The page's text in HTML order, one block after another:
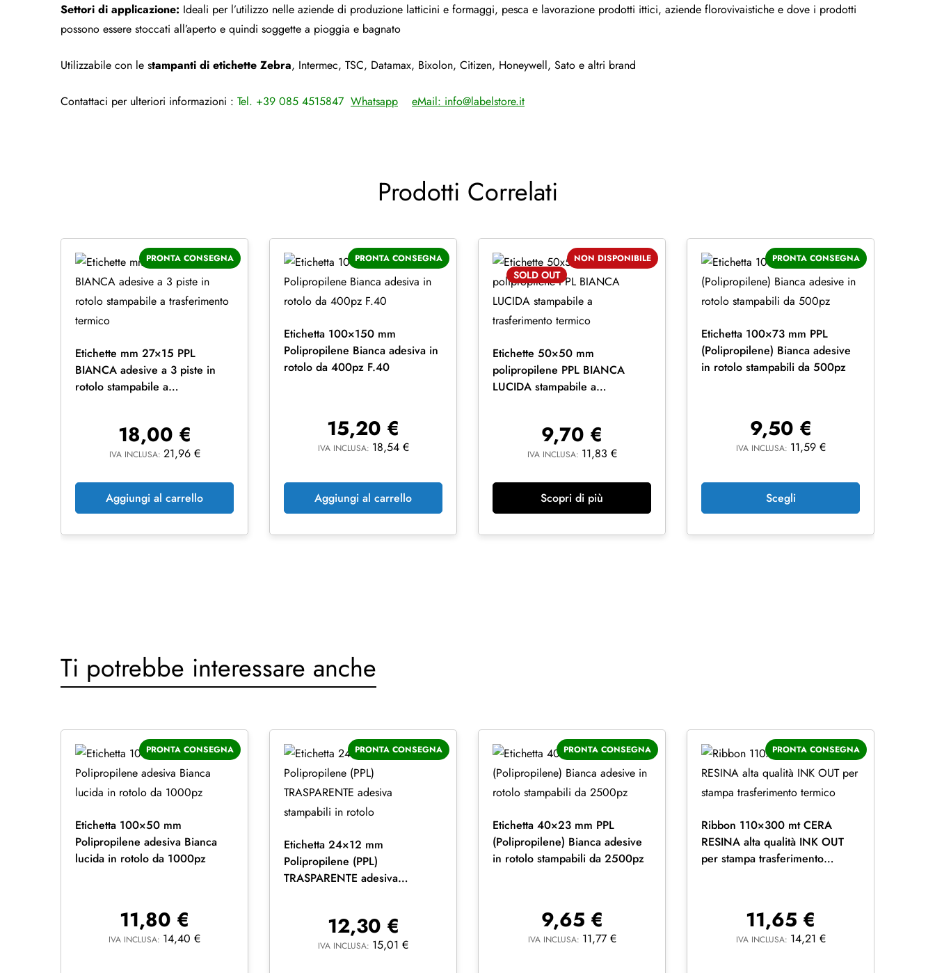
Settori di applicazione: Ideali per l’utilizzo nelle aziende di produzione latticini e formaggi, pesca e lavorazione prodotti ittici, aziende florovivaistiche e dove i prodotti
possono essere stoccati all’aperto e quindi soggette a pioggia e bagnato
Utilizzabile con le stampanti di etichette Zebra, Intermec, TSC, Datamax, Bixolon, Citizen, Honeywell, Sato e altri brand
Contattaci per ulteriori informazioni : Tel. +39 085 4515847 Whatsapp eMail: info@labelstore.it
Prodotti Correlati
PRONTA CONSEGNA
Etichette mm 27×15 PPL
BIANCA adesive a 3 piste in
rotolo stampabile a
18,00 €
IVA INCLUSA: 21,96 €
Aggiungi al carrello
PRONTA CONSEGNA
Etichetta 100×150 mm
Polipropilene Bianca adesiva in
rotolo da 400pz F.40
15,20 €
IVA INCLUSA: 18,54 €
Aggiungi al carrello
SOLD OUT
NON DISPONIBILE
Etichette 50×50 mm
polipropilene PPL BIANCA
LUCIDA stampabile a
9,70 €
IVA INCLUSA: 11,83 €
Scopri di più
PRONTA CONSEGNA
Etichetta 100×73 mm PPL
(Polipropilene) Bianca adesive
in rotolo stampabili da 500pz
9,50 €
IVA INCLUSA: 11,59 €
Scegli
Ti potrebbe interessare anche
PRONTA CONSEGNA
Etichetta 100×50 mm
Polipropilene adesiva Bianca
lucida in rotolo da 1000pz
11,80 €
IVA INCLUSA: 14,40 €
PRONTA CONSEGNA
Etichetta 24×12 mm
Polipropilene (PPL)
TRASPARENTE adesiva
12,30 €
IVA INCLUSA: 15,01 €
PRONTA CONSEGNA
Etichetta 40×23 mm PPL
(Polipropilene) Bianca adesive
in rotolo stampabili da 2500pz
9,65 €
IVA INCLUSA: 11,77 €
PRONTA CONSEGNA
Ribbon 110×300 mt CERA
RESINA alta qualità INK OUT
per stampa trasferimento
11,65 €
IVA INCLUSA: 14,21 €